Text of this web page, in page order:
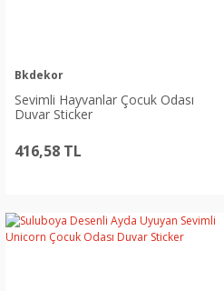
Bkdekor
Sevimli Hayvanlar Çocuk Odası
Duvar Sticker
416,58 TL